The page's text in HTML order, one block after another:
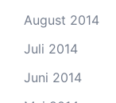
August 2014
Juli 2014
Juni 2014